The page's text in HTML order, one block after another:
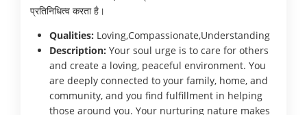
प्रतिनिधित्व करता है।
Qualities: Loving,Compassionate,Understanding
Description: Your soul urge is to care for others
and create a loving, peaceful environment. You
are deeply connected to your family, home, and
community, and you find fulfillment in helping
those around you. Your nurturing nature makes